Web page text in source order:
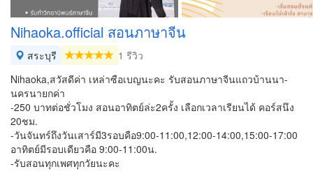
Nihaoka.official สอนภาษาจีน
สระบุรี
1 รีวิว
Nihaoka,สวัสดีค่า เหล่าซือเบญนะคะ รับสอนภาษาจีนแถวบ้านนา-
นครนายกค่า
-250 บาทต่อชั่วโมง สอนอาทิตย์ล่ะ2ครั้ง เลือกเวลาเรียนได้ คอร์สนึง
20ชม.
-วันจันทร์ถึงวันเสาร์มี3รอบคือ9:00-11:00,12:00-14:00,15:00-17:00
อาทิตย์มีรอบเดียวคือ 9:00-11:00น.
-รับสอนทุกเพศทุกวัยนะคะ